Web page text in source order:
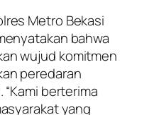
Metro Bekasi
bahwa
wujud komitmen
peredaran
berterima
yang